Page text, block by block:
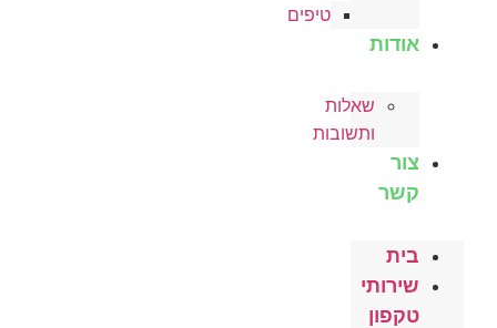
טיפים
אודות
שאלות
ותשובות
צור
קשר
בית
שירותי
טקפון